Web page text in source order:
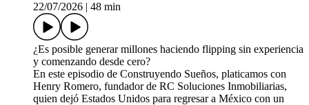
22/07/2026
48 min
¿Es posible generar millones haciendo flipping sin experiencia
y comenzando desde cero?
En este episodio de Construyendo Sueños, platicamos con
Henry Romero, fundador de RC Soluciones Inmobiliarias,
quien dejó Estados Unidos para regresar a México con un